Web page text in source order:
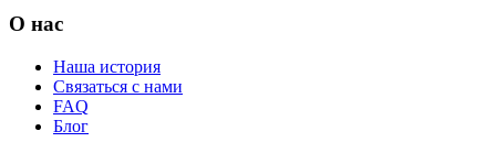
О нас
Наша история
Связаться с нами
FAQ
Блог